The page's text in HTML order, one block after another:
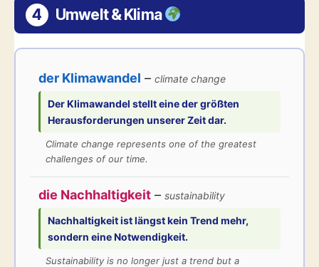
4 Umwelt & Klima
der Klimawandel – climate change
DerKlimawandel stellt eine der größten
Herausforderungen unserer Zeit dar.
Climate change represents one of the greatest
challenges of our time.
die Nachhaltigkeit – sustainability
Nachhaltigkeitist längst kein Trend mehr,
sondern eine Notwendigkeit.
Sustainability is no longer just a trend but a